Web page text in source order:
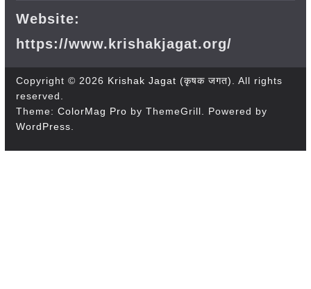
Website:
https://www.krishakjagat.org/
Copyright © 2026 Krishak Jagat (कृषक जगत)
. All rights
reserved.
Theme: ColorMag Pro by ThemeGrill. Powered by
WordPress